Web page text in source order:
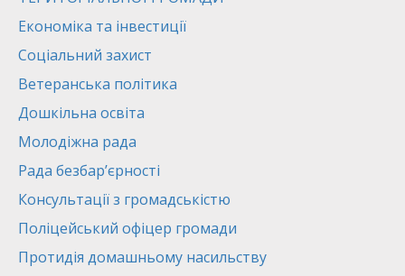
Економіка та інвестиції
Соціальний захист
Ветеранська політика
Дошкільна освіта
Молодіжна рада
Рада безбар’єрності
Консультації з громадськістю
Поліцейський офіцер громади
Протидія домашньому насильству